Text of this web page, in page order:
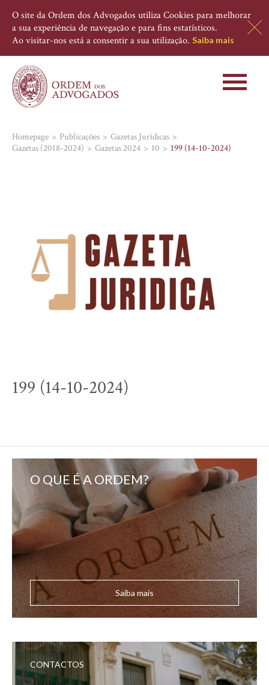
O site da Ordem dos Advogados utiliza Cookies para melhorar
a sua experiência de navegação e para fins estatísticos.
Ao visitar-nos está a consentir a sua utilização. Saiba mais
Toggle
Homepage Publicações
Gazetas Jurídicas
Gazetas (2018-2024)
Gazetas 2024 10 199 (14-10-2024)
199 (14-10-2024)
O QUE É A ORDEM?
Saiba mais
CONTACTOS